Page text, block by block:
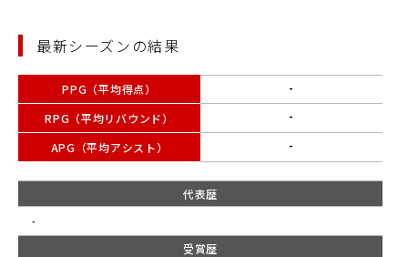
最新シーズンの結果
PPG（平均得点）
RPG（平均リバウンド）
APG（平均アシスト）
-
-
-
代表歴
-
受賞歴